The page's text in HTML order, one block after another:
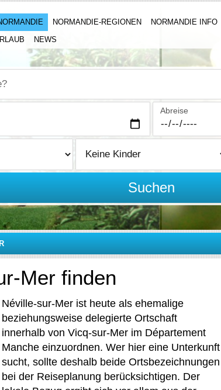
NORMANDIE-REGIONEN
NORMANDIE INFO
NEWS
Abreise
Suchen
Mer finden
Néville-sur-Mer ist heute als ehemalige
beziehungsweise delegierte Ortschaft
innerhalb von Vicq-sur-Mer im Département
Manche einzuordnen. Wer hier eine Unterkunft
sucht, sollte deshalb beide Ortsbezeichnungen
bei der Reiseplanung berücksichtigen. Der